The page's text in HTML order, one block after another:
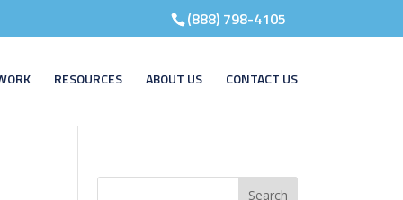
(888) 798-4105
RESOURCES ABOUT US CONTACT US